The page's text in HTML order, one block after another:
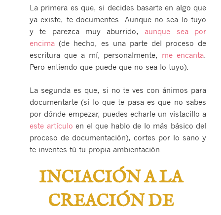
La primera es que, si decides basarte en algo que
ya existe, te documentes. Aunque no sea lo tuyo
y te parezca muy aburrido, aunque sea por
encima (de hecho, es una parte del proceso de
escritura que a mí, personalmente, me encanta.
Pero entiendo que puede que no sea lo tuyo).
La segunda es que, si no te ves con ánimos para
documentarte (si lo que te pasa es que no sabes
por dónde empezar, puedes echarle un vistacillo a
este artículo en el que hablo de lo más básico del
proceso de documentación), cortes por lo sano y
te inventes tú tu propia ambientación.
INCIACIÓN A LA
CREACIÓN DE